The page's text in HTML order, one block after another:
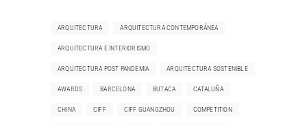
ARQUITECTURA ARQUITECTURA CONTEMPORÁNEA
ARQUITECTURA E INTERIORISMO
ARQUITECTURA POST PANDEMIA ARQUITECTURA SOSTENIBLE
AWARDS BARCELONA BUTACA CATALUÑA
CHINA CIFF CIFF GUANGZHOU COMPETITION